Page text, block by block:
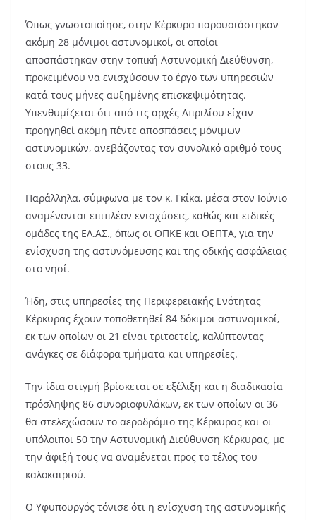
Όπως γνωστοποίησε, στην Κέρκυρα παρουσιάστηκαν
ακόμη 28 μόνιμοι αστυνομικοί, οι οποίοι
αποσπάστηκαν στην τοπική Αστυνομική Διεύθυνση,
προκειμένου να ενισχύσουν το έργο των υπηρεσιών
κατά τους μήνες αυξημένης επισκεψιμότητας.
Υπενθυμίζεται ότι από τις αρχές Απριλίου είχαν
προηγηθεί ακόμη πέντε αποσπάσεις μόνιμων
αστυνομικών, ανεβάζοντας τον συνολικό αριθμό τους
στους 33.
Παράλληλα, σύμφωνα με τον κ. Γκίκα, μέσα στον Ιούνιο
αναμένονται επιπλέον ενισχύσεις, καθώς και ειδικές
ομάδες της ΕΛ.ΑΣ., όπως οι ΟΠΚΕ και ΟΕΠΤΑ, για την
ενίσχυση της αστυνόμευσης και της οδικής ασφάλειας
στο νησί.
Ήδη, στις υπηρεσίες της Περιφερειακής Ενότητας
Κέρκυρας έχουν τοποθετηθεί 84 δόκιμοι αστυνομικοί,
εκ των οποίων οι 21 είναι τριτοετείς, καλύπτοντας
ανάγκες σε διάφορα τμήματα και υπηρεσίες.
Την ίδια στιγμή βρίσκεται σε εξέλιξη και η διαδικασία
πρόσληψης 86 συνοριοφυλάκων, εκ των οποίων οι 36
θα στελεχώσουν το αεροδρόμιο της Κέρκυρας και οι
υπόλοιποι 50 την Αστυνομική Διεύθυνση Κέρκυρας, με
την άφιξή τους να αναμένεται προς το τέλος του
καλοκαιριού.
Ο Υφυπουργός τόνισε ότι η ενίσχυση της αστυνομικής